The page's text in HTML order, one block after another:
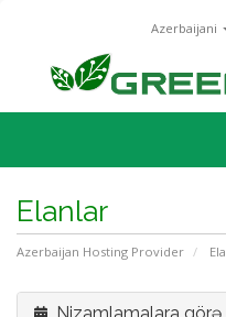
Azerbaijani
Elanlar
Azerbaijan Hosting Provider